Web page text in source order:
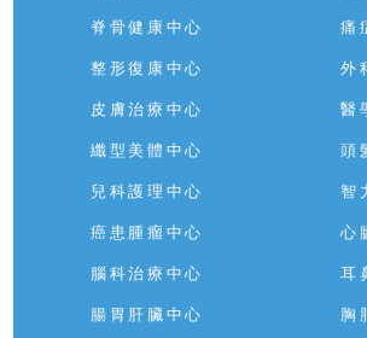
脊骨健康中心 痛
整形復康中心 外
皮膚治療中心 醫
纖型美體中心 頭
兒科護理中心 智
癌患腫瘤中心 心
腦科治療中心 耳
腸胃肝臟中心 胸